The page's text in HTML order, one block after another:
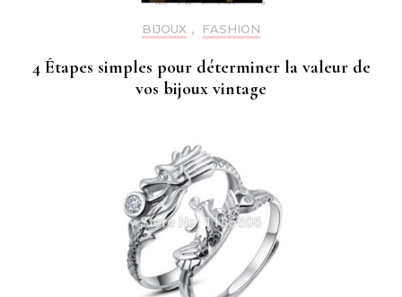
BIJOUX , FASHION
4 Étapes simples pour déterminer la valeur de
vos bijoux vintage